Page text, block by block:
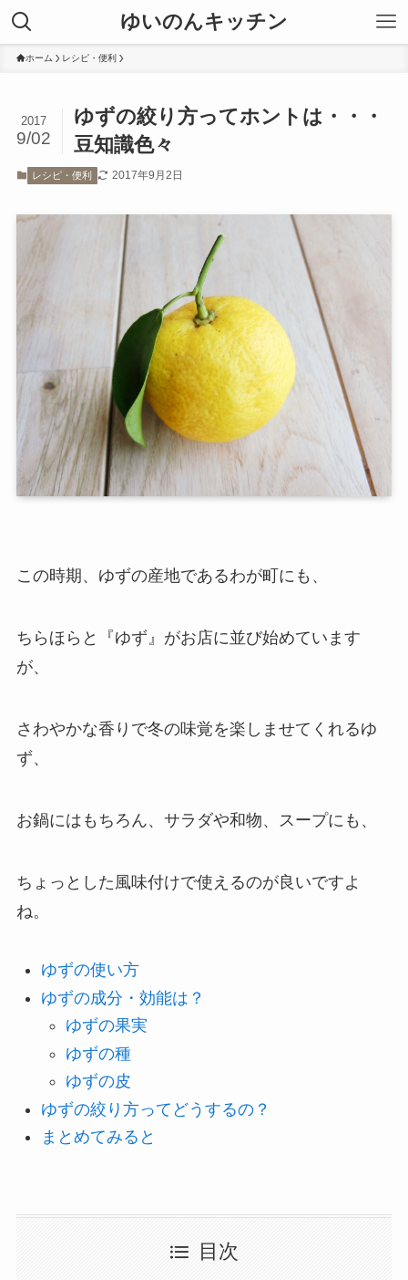
ゆいのんキッチン
ホーム レシピ・便利
ゆずの絞り方ってホントは・・・
豆知識色々
2017
9/02
レシピ・便利 2017年9月2日
この時期、ゆずの産地であるわが町にも、
ちらほらと『ゆず』がお店に並び始めています
が、
さわやかな香りで冬の味覚を楽しませてくれるゆ
ず、
お鍋にはもちろん、サラダや和物、スープにも、
ちょっとした風味付けで使えるのが良いですよ
ね。
ゆずの使い方
ゆずの成分・効能は？
ゆずの果実
ゆずの種
ゆずの皮
ゆずの絞り方ってどうするの？
まとめてみると
目次